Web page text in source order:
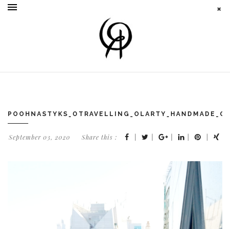
September 03, 2020 Share this :